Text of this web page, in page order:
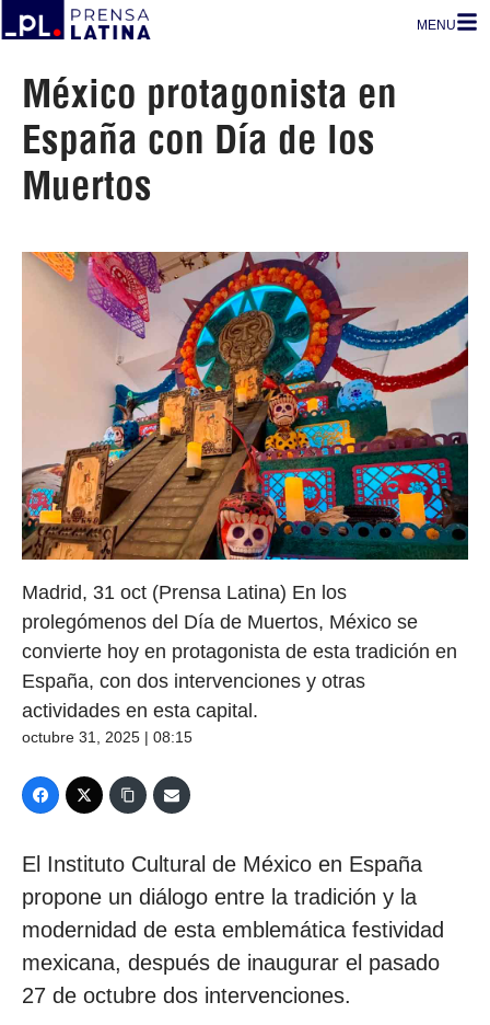
MENU
México protagonista en
España con Día de los
Muertos
Madrid, 31 oct (Prensa Latina) En los
prolegómenos del Día de Muertos, México se
convierte hoy en protagonista de esta tradición en
España, con dos intervenciones y otras
actividades en esta capital.
octubre 31, 2025 | 08:15
El Instituto Cultural de México en España
propone un diálogo entre la tradición y la
modernidad de esta emblemática festividad
mexicana, después de inaugurar el pasado
27 de octubre dos intervenciones.